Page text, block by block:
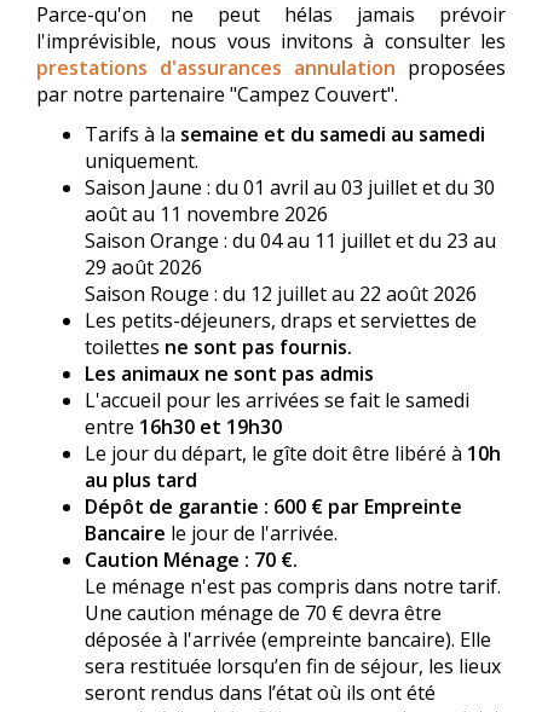
Parce-qu'on ne peut hélas jamais prévoir
l'imprévisible, nous vous invitons à consulter les
prestations d'assurances annulation proposées
par notre partenaire "Campez Couvert".
Tarifs à la semaine et du samedi au samedi
uniquement.
Saison Jaune : du 01 avril au 03 juillet et du 30
août au 11 novembre 2026
Saison Orange : du 04 au 11 juillet et du 23 au
29 août 2026
Saison Rouge : du 12 juillet au 22 août 2026
Les petits-déjeuners, draps et serviettes de
toilettes ne sont pas fournis.
Les animaux ne sont pas admis
L'accueil pour les arrivées se fait le samedi
entre 16h30 et 19h30
Le jour du départ, le gîte doit être libéré à 10h
au plus tard
Dépôt de garantie : 600 € par Empreinte
Bancaire le jour de l'arrivée.
Caution Ménage : 70 €.
Le ménage n'est pas compris dans notre tarif.
Une caution ménage de 70 € devra être
déposée à l'arrivée (empreinte bancaire). Elle
sera restituée lorsqu’en fin de séjour, les lieux
seront rendus dans l’état où ils ont été